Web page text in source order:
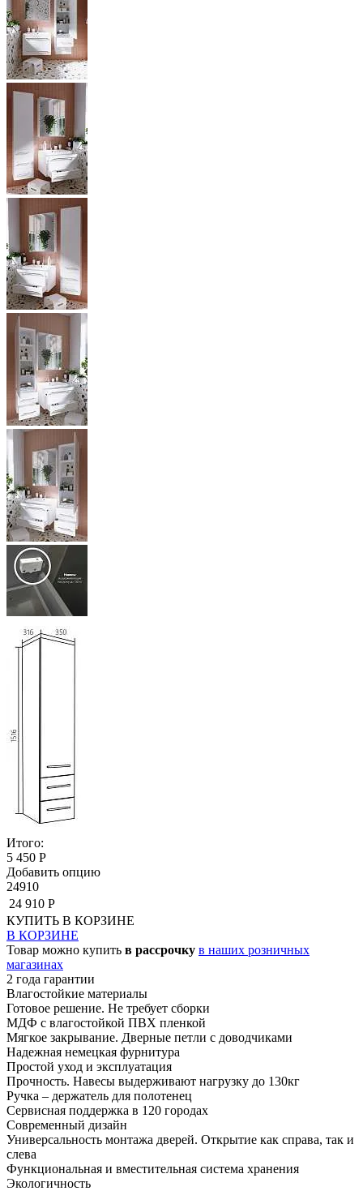
Итого:
5 450 Р
Добавить опцию
24910
24 910 Р
КУПИТЬ В КОРЗИНЕ
В КОРЗИНЕ
Товар можно купить в рассрочку в наших розничных
магазинах
2 года гарантии
Влагостойкие материалы
Готовое решение. Не требует сборки
МДФ с влагостойкой ПВХ пленкой
Мягкое закрывание. Дверные петли с доводчиками
Надежная немецкая фурнитура
Простой уход и эксплуатация
Прочность. Навесы выдерживают нагрузку до 130кг
Ручка – держатель для полотенец
Сервисная поддержка в 120 городах
Современный дизайн
Универсальность монтажа дверей. Открытие как справа, так и
слева
Функциональная и вместительная система хранения
Экологичность